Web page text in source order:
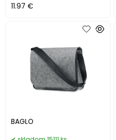
11.97 €
BAGLO